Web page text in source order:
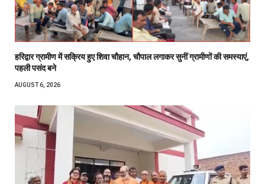
हरिद्वार ग्रामीण में सक्रिय हुए शिवा चौहान, चौपाल लगाकर सुनीं ग्रामीणों की समस्याएं,
पहली पसंद बने
AUGUST 6, 2026